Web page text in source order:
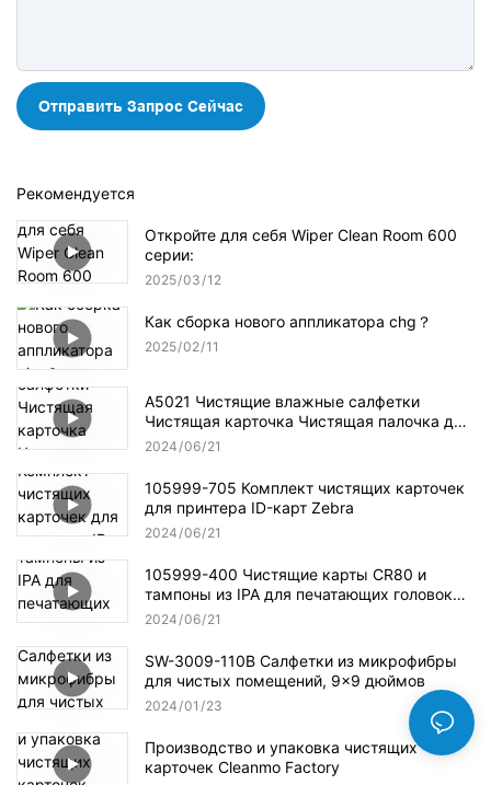
Отправить Запрос Сейчас
Рекомендуется
Откройте для себя Wiper Clean Room 600
серии:
2025 03 12
Как сборка нового аппликатора chg？
2025 02 11
A5021 Чистящие влажные салфетки
Чистящая карточка Чистящая палочка для
чистящих наборов Evolis
2024 06 21
105999-705 Комплект чистящих карточек
для принтера ID-карт Zebra
2024 06 21
105999-400 Чистящие карты CR80 и
тампоны из IPA для печатающих головок
для карточных принтеров Zebra P100i
2024 06 21
SW-3009-110B Салфетки из микрофибры
для чистых помещений, 9x9 дюймов
2024 01 23
Производство и упаковка чистящих
карточек Cleanmo Factory